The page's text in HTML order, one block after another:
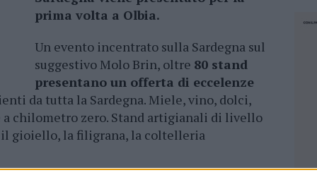
prima volta a Olbia.
Un evento incentrato sulla Sardegna sul
suggestivo Molo Brin, oltre 80 stand
presentano un offerta di eccelenze
da tutta la Sardegna. Miele, vino, dolci,
chilometro zero. Stand artigianali di livello
gioiello, la filigrana, la coltelleria